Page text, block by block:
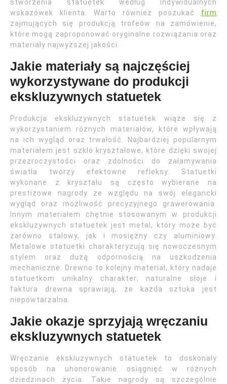
stworzenia statuetek według indywidualnych
wskazówek klienta. Warto również poszukać firm
zajmujących się produkcją trofeów na zamówienie,
które mogą zaproponować oryginalne rozwiązania oraz
materiały najwyższej jakości.
Jakie materiały są najczęściej
wykorzystywane do produkcji
ekskluzywnych statuetek
Produkcja ekskluzywnych statuetek wiąże się z
wykorzystaniem różnych materiałów, które wpływają
na ich wygląd oraz trwałość. Najbardziej popularnym
materiałem jest szkło kryształowe, które dzięki swojej
przezroczystości oraz zdolności do załamywania
światła tworzy efektowne refleksy. Statuetki
wykonane z kryształu są często wybierane na
prestiżowe nagrody ze względu na swój elegancki
wygląd oraz możliwość precyzyjnego grawerowania.
Innym materiałem chętnie stosowanym w produkcji
ekskluzywnych statuetek jest metal, który może być
zarówno stalowy, jak i mosiężny czy aluminiowy.
Metalowe statuetki charakteryzują się nowoczesnym
stylem oraz dużą odpornością na uszkodzenia
mechaniczne. Drewno to kolejny materiał, który nadaje
statuetkom unikalny charakter; naturalne słoje i
faktura drewna sprawiają, że każda sztuka jest
niepowtarzalna.
Jakie okazje sprzyjają wręczaniu
ekskluzywnych statuetek
Wręczanie ekskluzywnych statuetek to doskonały
sposób na uhonorowanie osiągnięć w różnych
dziedzinach życia. Takie nagrody są szczególnie